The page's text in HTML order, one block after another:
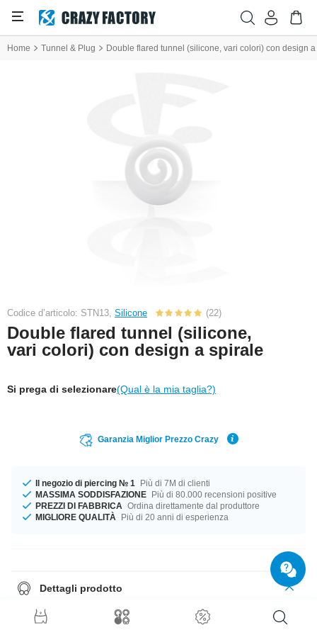
Home Tunnel & Plug Double flared tunnel (silicone, vari colori) con design
Codice d’articolo: STN13, Silicone (22)
Double flared tunnel (silicone,
vari colori) con design a spirale
Si prega di selezionare(Qual è la mia taglia?)
Garanzia Miglior Prezzo Crazy
Il negozio di piercing № 1
Più di 7M di clienti
MASSIMA SODDISFAZIONE Più di 80.000 recensioni positive
PREZZI DI FABBRICA Ordina direttamente dal produttore
MIGLIORE QUALITÀ
Più di 20 anni di esperienza
Dettagli prodotto
Tunnel in silicone con forma a chiocciola. Comodissimo e definitivamente
un punto di risalto. Disponibile in tanti colori e diverse misure fino a